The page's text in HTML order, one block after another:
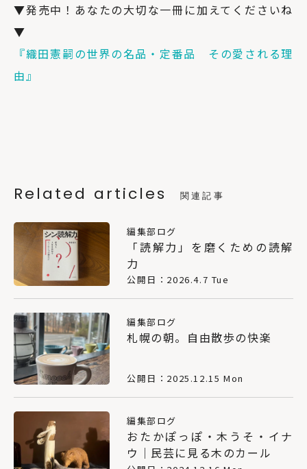
▼発売中！あなたの大切な一冊に加えてくださいね
▼
『織田憲嗣の世界の名品・定番品 その愛される理
由』
Related articles 関連記事
編集部ログ
「読解力」を磨くための読解
力
公開日：2026.4.7 Tue
編集部ログ
札幌の朝。自由散歩の快楽
公開日：2025.12.15 Mon
編集部ログ
おたかぽっぽ・木うそ・イナ
ウ｜民芸に見る木のカール